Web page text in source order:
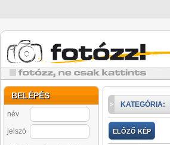
BELÉPÉS
név
jelszó
KATEGÓRIA:
ELŐZŐ KÉP